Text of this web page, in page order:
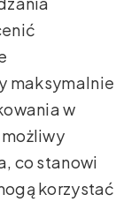
maksymalnie
w
co stanowi
korzystać